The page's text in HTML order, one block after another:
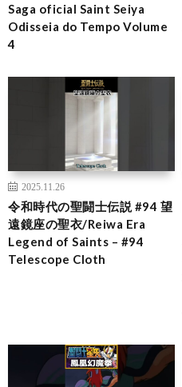
Saga oficial Saint Seiya
Odisseia do Tempo Volume
4
2025.11.26
令和時代の聖闘士伝説 #94 望
遠鏡座の聖衣/Reiwa Era
Legend of Saints – #94
Telescope Cloth